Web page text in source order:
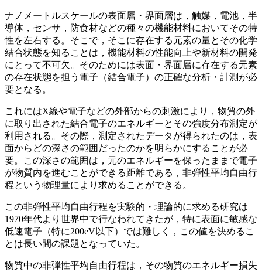
ナノメートルスケールの表面層・界面層は，触媒，電池，半
導体，センサ，防食材などの種々の機能材料においてその特
性を左右する。そこで，そこに存在する元素の量とその化学
結合状態を知ることは，機能材料の性能向上や新材料の開発
にとって不可欠。そのためには表面・界面層に存在する元素
の存在状態を担う電子（結合電子）の正確な分析・計測が必
要となる。
これにはX線や電子などの外部からの刺激により，物質の外
に取り出された結合電子のエネルギーとその強度分布測定が
利用される。その際，測定されたデータが得られたのは，表
面からどの深さの範囲だったのかを明らかにすることが必
要。この深さの範囲は，元のエネルギーを保ったままで電子
が物質内を進むことができる距離である，非弾性平均自由行
程という物理量により求めることができる。
この非弾性平均自由行程を実験的・理論的に求める研究は
1970年代より世界中で行なわれてきたが，特に表面に敏感な
低速電子（特に200eV以下）では難しく，この値を決めるこ
とは長い間の課題となっていた。
物質中の非弾性平均自由行程は，その物質のエネルギー損失